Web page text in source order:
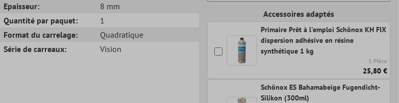
Epaisseur:
8 mm
Quantité par paquet:
1
Format du carrelage:
Quadratique
Série de carreaux:
Vision
Accessoires adaptés
Primaire Prêt à l'emploi Schönox KH FIX
dispersion adhésive en résine
synthétique 1 kg
1 Pièce
25,80 €
Schönox ES Bahamabeige Fugendicht-
Silikon (300ml)